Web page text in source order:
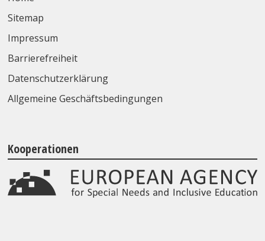
Sitemap
Impressum
Barrierefreiheit
Datenschutzerklärung
Allgemeine Geschäftsbedingungen
Kooperationen